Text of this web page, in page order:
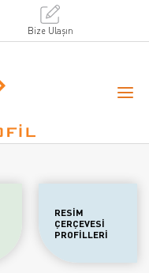
Bize Ulaşın
RESİM
ÇERÇEVESİ
PROFİLLERİ